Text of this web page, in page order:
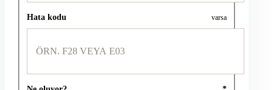
Hata kodu varsa